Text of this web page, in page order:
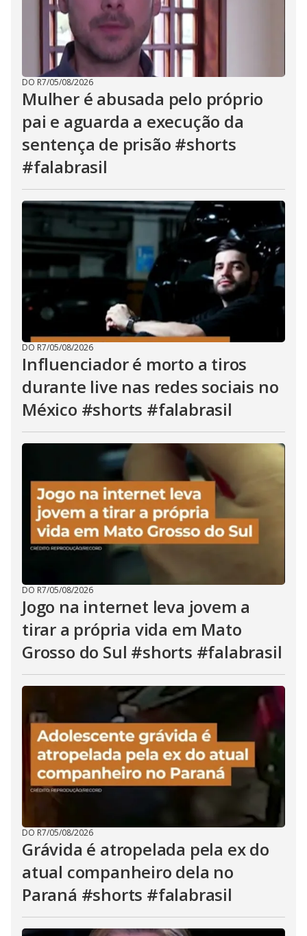
DO R7/05/08/2026
Mulher é abusada pelo próprio
pai e aguarda a execução da
sentença de prisão #shorts
#falabrasil
DO R7/05/08/2026
Influenciador é morto a tiros
durante live nas redes sociais no
México #shorts #falabrasil
DO R7/05/08/2026
Jogo na internet leva jovem a
tirar a própria vida em Mato
Grosso do Sul #shorts #falabrasil
DO R7/05/08/2026
Grávida é atropelada pela ex do
atual companheiro dela no
Paraná #shorts #falabrasil